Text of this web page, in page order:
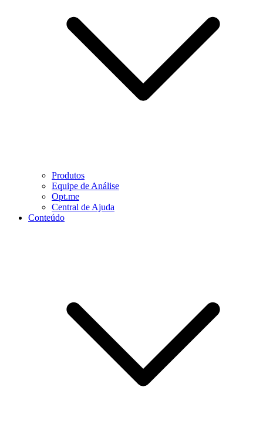
Produtos
Equipe de Análise
Opt.me
Central de Ajuda
Conteúdo